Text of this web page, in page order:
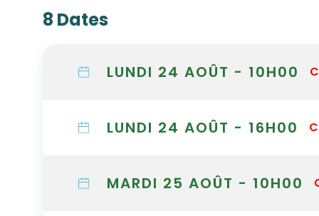
8 Dates
LUNDI 24 AOÛT - 10H00
LUNDI 24 AOÛT - 16H00
MARDI 25 AOÛT - 10H00